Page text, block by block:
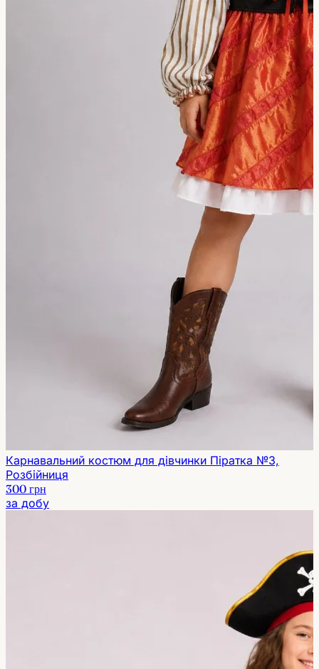
Карнавальний костюм для дівчинки Піратка №3,
Розбійниця
300 грн
за добу